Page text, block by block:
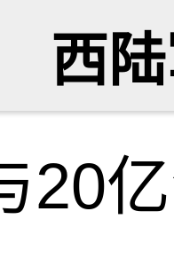
西
20